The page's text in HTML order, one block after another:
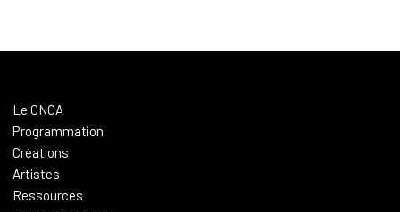
Le CNCA
Programmation
Créations
Artistes
Ressources